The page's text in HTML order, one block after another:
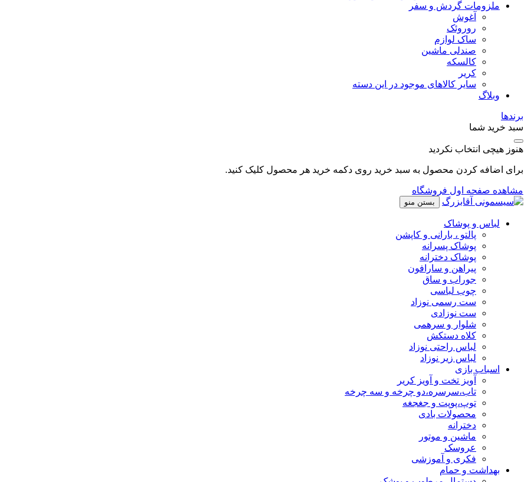
ملزومات گردش و سفر
آغوش
روروئک
ساک لوازم
صندلی ماشین
کالسکه
کریر
سایر کالاهای موجود در این دسته
وبلاگ
برندها
سبد خرید شما
هنوز هیچی انتخاب نکردید
برای اضافه کردن محصول به سبد خرید روی دکمه خرید هر محصول کلیک کنید.
مشاهده صفحه اول فروشگاه
بستن منو
لباس و پوشاک
پالتو ، بارانی و کاپشن
پوشاک پسرانه
پوشاک دخترانه
پیراهن و سارافون
جوراب و ساق
چوب لباسی
ست رسمی نوزاد
ست نوزادی
شلوار و سرهمی
کلاه دستکش
لباس راحتی نوزاد
لباس زیر نوزاد
اسباب بازی
آویز تخت و آویز کریر
تاب،سرسره،دو چرخه و سه چرخه
توپ،پوپت و جغجغه
محصولات بادی
دخترانه
ماشین و موتور
عروسک
فکری و آموزشی
بهداشت و حمام